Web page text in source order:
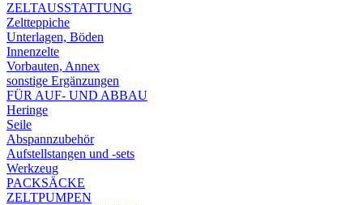
ZELTAUSSTATTUNG
Zeltteppiche
Unterlagen, Böden
Innenzelte
Vorbauten, Annex
sonstige Ergänzungen
FÜR AUF- UND ABBAU
Heringe
Seile
Abspannzubehör
Aufstellstangen und -sets
Werkzeug
PACKSÄCKE
ZELTPUMPEN